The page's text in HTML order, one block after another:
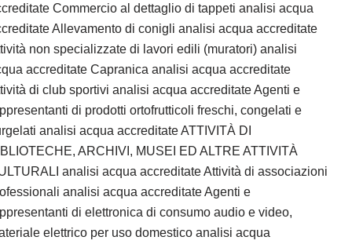
Commercio al dettaglio di tappeti analisi acqua
Allevamento di conigli analisi acqua accreditate
non specializzate di lavori edili (muratori) analisi
accreditate Capranica analisi acqua accreditate
di club sportivi analisi acqua accreditate Agenti e
di prodotti ortofrutticoli freschi, congelati e
analisi acqua accreditate ATTIVITÀ DI
ARCHIVI, MUSEI ED ALTRE ATTIVITÀ
analisi acqua accreditate Attività di associazioni
analisi acqua accreditate Agenti e
di elettronica di consumo audio e video,
elettrico per uso domestico analisi acqua